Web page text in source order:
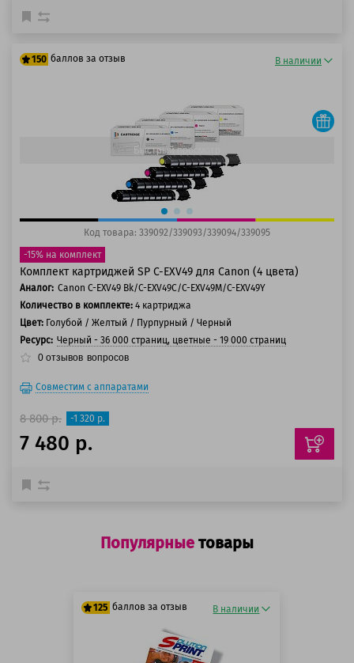
150 баллов за отзыв В наличии
Быстрый просмотр
Код товара: 339092/339093/339094/339095
-15% на комплект
Комплект картриджей SP C-EXV49 для Canon (4 цвета)
Аналог: Canon C-EXV49 Bk/C-EXV49C/C-EXV49M/C-EXV49Y
Количество в комплекте: 4 картриджа
Цвет: Голубой / Желтый / Пурпурный / Черный
Ресурс: Черный - 36 000 страниц, цветные - 19 000 страниц
0 отзывов вопросов
Совместим с аппаратами
8 800 р. -1 320 р.
7 480 р.
Популярные товары
125 баллов за отзыв
125 баллов
В наличии